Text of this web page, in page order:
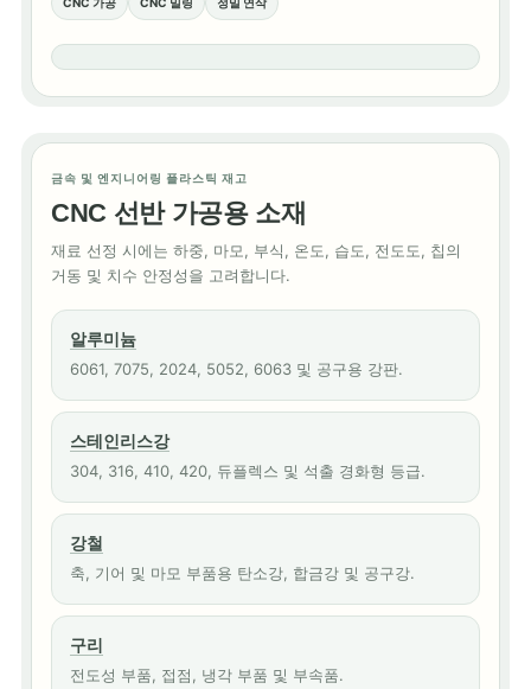
금속 및 엔지니어링 플라스틱 재고
CNC 선반 가공용 소재
재료 선정 시에는 하중, 마모, 부식, 온도, 습도, 전도도, 칩의
거동 및 치수 안정성을 고려합니다.
알루미늄
6061, 7075, 2024, 5052, 6063 및 공구용 강판.
스테인리스강
304, 316, 410, 420, 듀플렉스 및 석출 경화형 등급.
강철
축, 기어 및 마모 부품용 탄소강, 합금강 및 공구강.
구리
전도성 부품, 접점, 냉각 부품 및 부속품.